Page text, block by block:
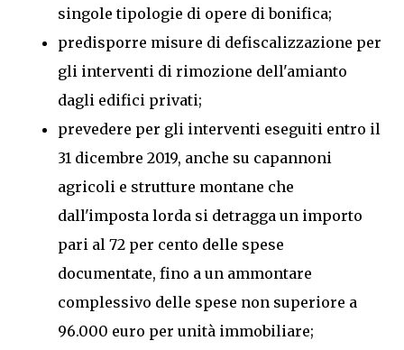
singole tipologie di opere di bonifica;
predisporre misure di defiscalizzazione per
gli interventi di rimozione dell'amianto
dagli edifici privati;
prevedere per gli interventi eseguiti entro il
31 dicembre 2019, anche su capannoni
agricoli e strutture montane che
dall'imposta lorda si detragga un importo
pari al 72 per cento delle spese
documentate, fino a un ammontare
complessivo delle spese non superiore a
96.000 euro per unità immobiliare;